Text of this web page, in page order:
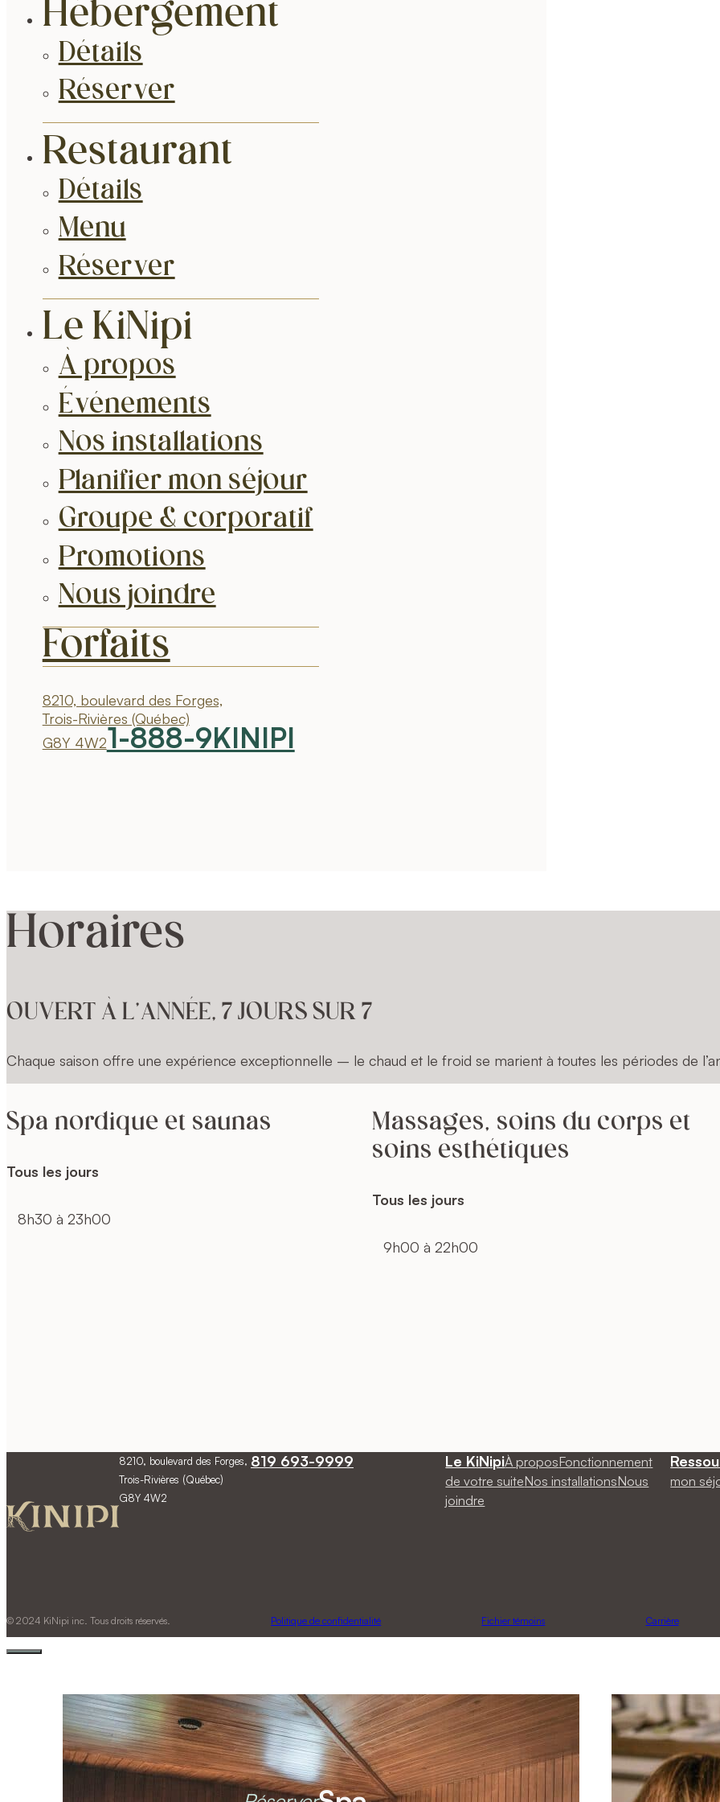
Hébergement
Détails
Réserver
Restaurant
Détails
Menu
Réserver
Le KiNipi
À propos
Événements
Nos installations
Planifier mon séjour
Groupe & corporatif
Promotions
Nous joindre
Forfaits
8210, boulevard des Forges,
Trois-Rivières (Québec)
G8Y 4W21-888-9KINIPI
Horaires
OUVERT À L’ANNÉE, 7 JOURS SUR 7
Chaque saison offre une expérience exceptionnelle – le chaud et le froid se marient à toutes les périodes de
Spa nordique et saunas
Tous les jours
8h30 à 23h00
Massages, soins du corps et
soins esthétiques
Tous les jours
9h00 à 22h00
8210, boulevard des Forges,
Trois-Rivières (Québec)
G8Y 4W2
819 693-9999 Le KiNipiÀ proposFonctionnement
de votre suiteNos installationsNous
joindre
mon
© 2024 KiNipi inc. Tous droits réservés. Politique de confidentialité Fichier témoins Carrière